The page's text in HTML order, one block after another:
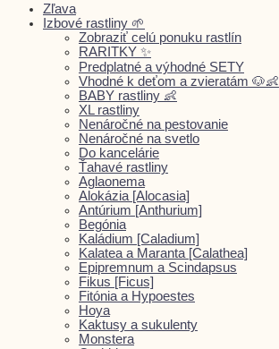
Zľava
Izbové rastliny 🌱
Zobraziť celú ponuku rastlín
RARITKY ✨
Predplatné a výhodné SETY
Vhodné k deťom a zvieratám 🐶👶
BABY rastliny 👶
XL rastliny
Nenáročné na pestovanie
Nenáročné na svetlo
Do kancelárie
Ťahavé rastliny
Aglaonema
Alokázia [Alocasia]
Antúrium [Anthurium]
Begónia
Kaládium [Caladium]
Kalatea a Maranta [Calathea]
Epipremnum a Scindapsus
Fikus [Ficus]
Fitónia a Hypoestes
Hoya
Kaktusy a sukulenty
Monstera